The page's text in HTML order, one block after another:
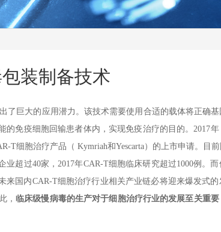
装制备技术
巨大的应用潜力。该技术需要使用合适的载体将正确
的免疫细胞回输患者体内，实现免疫治疗的目的。2017年
T细胞治疗产品（ Kymriah和Yescarta）的上市申请。目
业超过40家，2017年CAR-T细胞临床研究超过1000例。而
来国内CAR-T细胞治疗行业相关产业链必将迎来爆发式的
， 临床级慢病毒的生产对于细胞治疗行业的发展至关重